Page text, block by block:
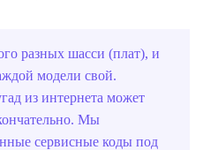
разных шасси (плат), и
модели свой.
из интернета может
Мы
сервисные коды под